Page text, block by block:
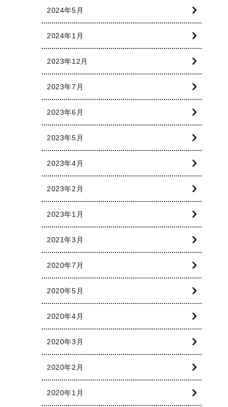
2024年5月
2024年1月
2023年12月
2023年7月
2023年6月
2023年5月
2023年4月
2023年2月
2023年1月
2021年3月
2020年7月
2020年5月
2020年4月
2020年3月
2020年2月
2020年1月